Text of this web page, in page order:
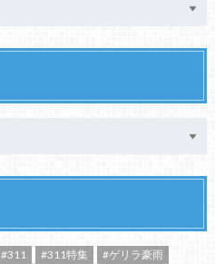
#311 #311特集
#ゲリラ豪雨